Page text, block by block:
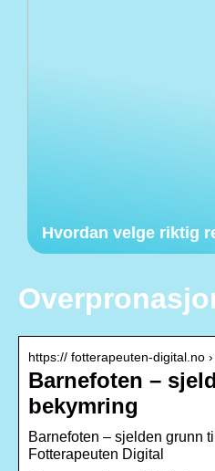
Hvordan velge riktig
https:// fotterapeuten-digital.no
Barnefoten –
bekymring
Barnefoten – sjelden grunn
Fotterapeuten Digital